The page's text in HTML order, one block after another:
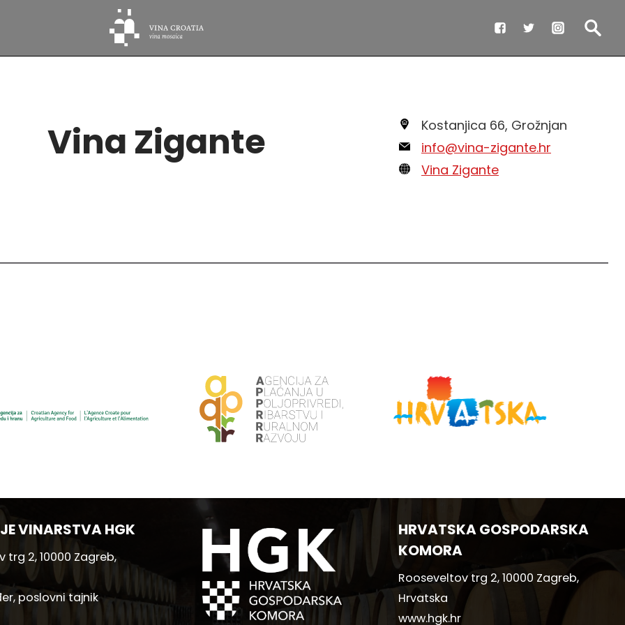
Vina Zigante
Kostanjica 66, Grožnjan
info@vina-zigante.hr
Vina Zigante
VINARSTVA HGK
trg 2, 10000 Zagreb,
poslovni tajnik
HRVATSKA GOSPODARSKA
KOMORA
Rooseveltov trg 2, 10000 Zagreb,
Hrvatska
www.hgk.hr